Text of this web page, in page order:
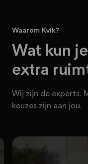
Waarom Kvik?
Wat kun
extra
Wij zijn de experts.
keuzes zijn aan jou.